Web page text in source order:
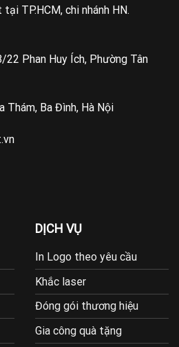
TP.HCM, chi nhánh HN.
Phan Huy Ích, Phường Tân
Thám, Ba Đình, Hà Nội
DỊCH VỤ
In Logo theo yêu cầu
Khắc laser
Đóng gói thương hiệu
Gia công quà tặng